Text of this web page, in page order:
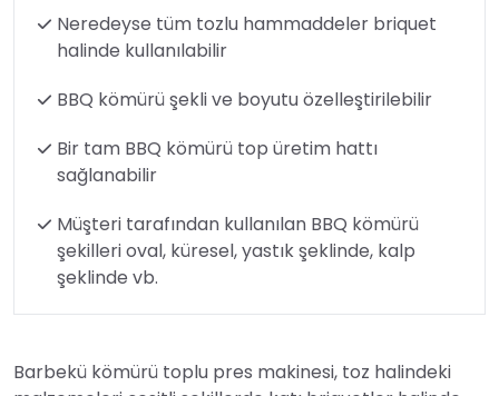
Neredeyse tüm tozlu hammaddeler briquet
halinde kullanılabilir
BBQ kömürü şekli ve boyutu özelleştirilebilir
Bir tam BBQ kömürü top üretim hattı
sağlanabilir
Müşteri tarafından kullanılan BBQ kömürü
şekilleri oval, küresel, yastık şeklinde, kalp
şeklinde vb.
Barbekü kömürü toplu pres makinesi, toz halindeki